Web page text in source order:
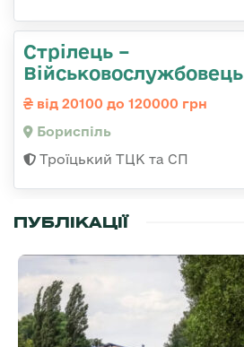
Стрілець –
Військовослужбовець
від 20100 до 120000 грн
Бориспіль
Троїцький ТЦК та СП
ПУБЛІКАЦІЇ